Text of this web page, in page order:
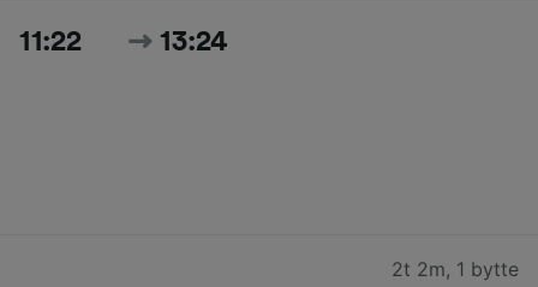
11:22 13:24
2t 2m, 1 bytte